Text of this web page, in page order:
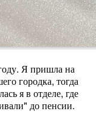
Я пришла на
городка, тогда
я в отделе, где
до пенсии.